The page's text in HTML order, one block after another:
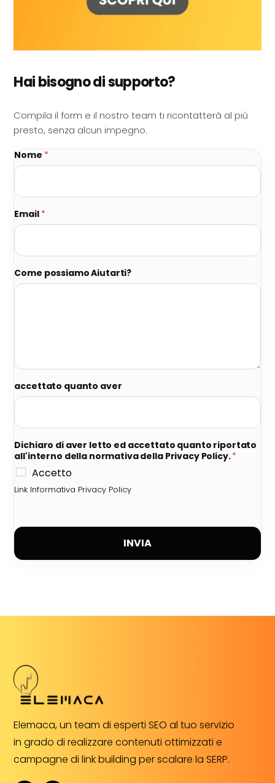
Hai bisogno di supporto?
Compila il form e il nostro team ti ricontatterà al più
presto, senza alcun impegno.
Nome *
Email *
Come possiamo Aiutarti?
accettato quanto aver
Dichiaro di aver letto ed accettato quanto riportato
all'interno della normativa della Privacy Policy.*
Accetto
Link Informativa Privacy Policy
INVIA
Elemaca, un team di esperti SEO al tuo servizio
in grado di realizzare contenuti ottimizzati e
campagne di link building per scalare la SERP.